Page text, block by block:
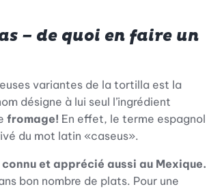
– de quoi en faire un
variantes de la tortilla est la
désigne à lui seul l’ingrédient
fromage! En effet, le terme espagnol
du mot latin «caseus».
et apprécié aussi au Mexique.
bon nombre de plats. Pour une